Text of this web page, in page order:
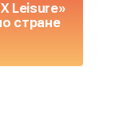
Leisure»
стране